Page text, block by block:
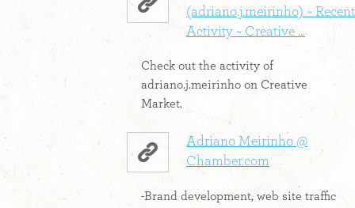
(adriano.j.meirinho) ~ Recent
Activity ~ Creative ...
Check out the activity of
adriano.j.meirinho on Creative
Market.
Adriano Meirinho @
Chamber.com
-Brand development, web site traffic